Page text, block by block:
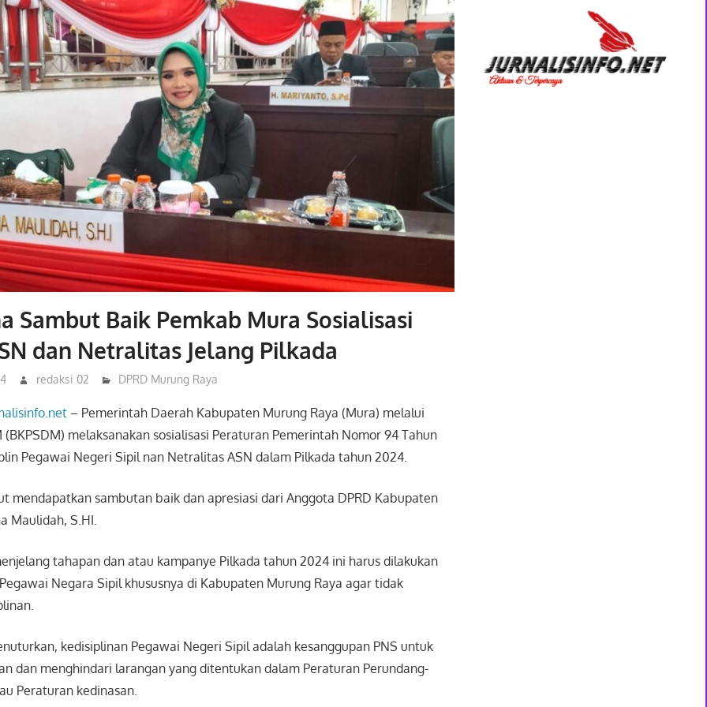
Sambut Baik Pemkab Mura Sosialisasi
dan Netralitas Jelang Pilkada
redaksi 02 DPRD Murung Raya
– Pemerintah Daerah Kabupaten Murung Raya (Mura) melalui
melaksanakan sosialisasi Peraturan Pemerintah Nomor 94 Tahun
Pegawai Negeri Sipil nan Netralitas ASN dalam Pilkada tahun 2024.
mendapatkan sambutan baik dan apresiasi dari Anggota DPRD Kabupaten
Maulidah, S.HI.
tahapan dan atau kampanye Pilkada tahun 2024 ini harus dilakukan
Negara Sipil khususnya di Kabupaten Murung Raya agar tidak
kedisiplinan Pegawai Negeri Sipil adalah kesanggupan PNS untuk
dan menghindari larangan yang ditentukan dalam Peraturan Perundang-
Peraturan kedinasan.